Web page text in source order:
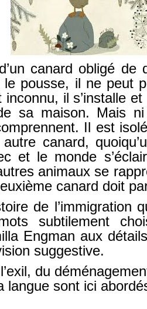
d’un canard obligé
pousse, il ne peut
inconnu, il s’installe
sa maison. Mais
Il est
canard,
et le monde
animaux se
canard doit
de l’immigration
subtilement
Engman aux
suggestive.
du
langue sont ici